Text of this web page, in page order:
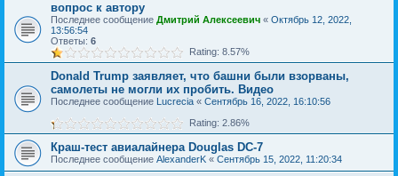
вопрос к автору
Последнее сообщение Дмитрий Алексеевич « Октябрь 12, 2022,
13:56:54
Ответы: 6
Rating: 8.57%
Donald Trump заявляет, что башни были взорваны,
самолеты не могли их пробить. Видео
Последнее сообщение Lucrecia « Сентябрь 16, 2022, 16:10:56
Rating: 2.86%
Краш-тест авиалайнера Douglas DC-7
Последнее сообщение AlexanderK « Сентябрь 15, 2022, 11:20:34